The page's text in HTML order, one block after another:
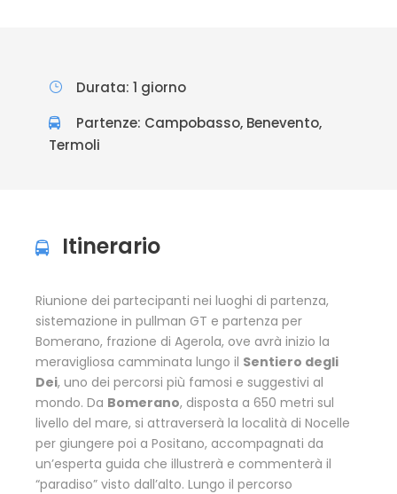
Durata: 1 giorno
Partenze: Campobasso, Benevento,
Termoli
Itinerario
Riunione dei partecipanti nei luoghi di partenza,
sistemazione in pullman GT e partenza per
Bomerano, frazione di Agerola, ove avrà inizio la
meravigliosa camminata lungo il Sentiero degli
Dei, uno dei percorsi più famosi e suggestivi al
mondo. Da Bomerano, disposta a 650 metri sul
livello del mare, si attraverserà la località di Nocelle
per giungere poi a Positano, accompagnati da
un’esperta guida che illustrerà e commenterà il
“paradiso” visto dall’alto. Lungo il percorso